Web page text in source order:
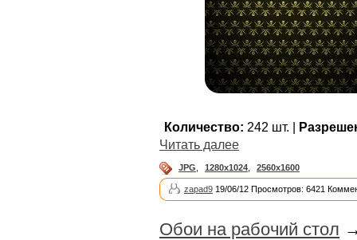
Количество: 242 шт. |
Читать далее
JPG 1280x1024 2560x1600
zapad9 19/06/12 Просмотров: 6421
Обои на рабочий стол